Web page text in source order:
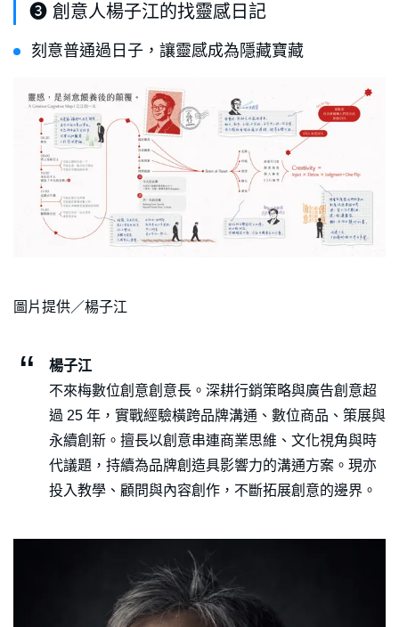
❸ 創意人楊子江的找靈感日記
刻意普通過日子，讓靈感成為隱藏寶藏
圖片提供／楊子江
楊子江
不來梅數位創意創意長。深耕行銷策略與廣告創意超
過 25 年，實戰經驗橫跨品牌溝通、數位商品、策展與
永續創新。擅長以創意串連商業思維、文化視角與時
代議題，持續為品牌創造具影響力的溝通方案。現亦
投入教學、顧問與內容創作，不斷拓展創意的邊界。